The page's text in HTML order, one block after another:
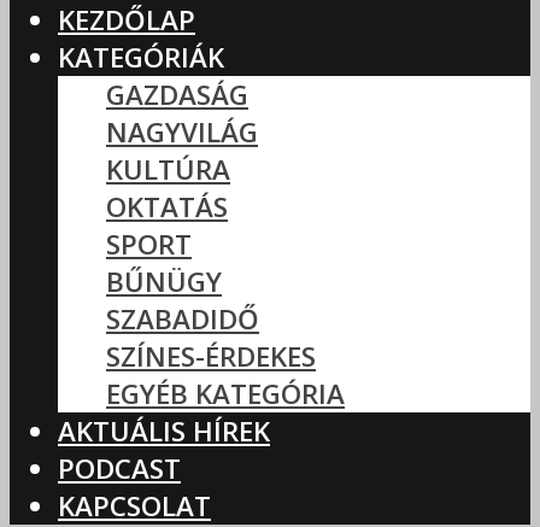
KEZDŐLAP
KATEGÓRIÁK
GAZDASÁG
NAGYVILÁG
KULTÚRA
OKTATÁS
SPORT
BŰNÜGY
SZABADIDŐ
SZÍNES-ÉRDEKES
EGYÉB KATEGÓRIA
AKTUÁLIS HÍREK
PODCAST
KAPCSOLAT